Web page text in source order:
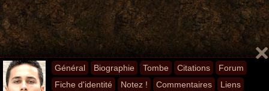
Général Biographie Tombe Citations
Forum
Fiche d'identité
Notez ! Commentaires Liens